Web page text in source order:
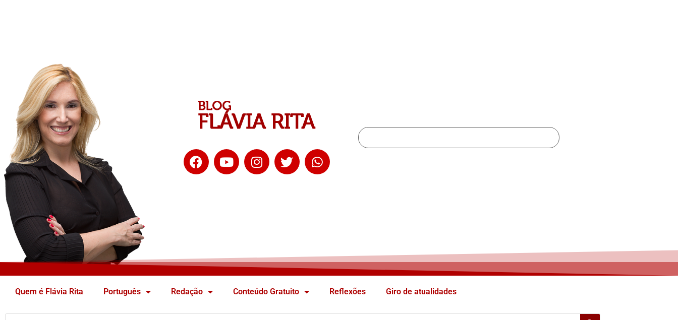
Quem é Flávia Rita Português Redação Conteúdo Gratuito Reflexões Giro de atualidades